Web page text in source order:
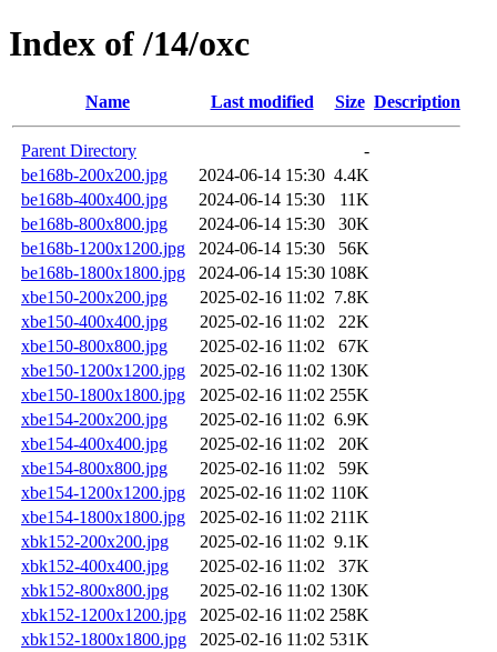
Index of /14/oxc
Name Last modified Size Description
Parent Directory
-
be168b-200x200.jpg
2024-06-14 15:30 4.4K
be168b-400x400.jpg
2024-06-14 15:30
11K
be168b-800x800.jpg
2024-06-14 15:30
30K
be168b-1200x1200.jpg
2024-06-14 15:30
56K
be168b-1800x1800.jpg
2024-06-14 15:30 108K
xbe150-200x200.jpg
2025-02-16 11:02 7.8K
xbe150-400x400.jpg
2025-02-16 11:02
22K
xbe150-800x800.jpg
2025-02-16 11:02
67K
xbe150-1200x1200.jpg
2025-02-16 11:02 130K
xbe150-1800x1800.jpg
2025-02-16 11:02 255K
xbe154-200x200.jpg
2025-02-16 11:02 6.9K
xbe154-400x400.jpg
2025-02-16 11:02
20K
xbe154-800x800.jpg
2025-02-16 11:02
59K
xbe154-1200x1200.jpg
2025-02-16 11:02 110K
xbe154-1800x1800.jpg
2025-02-16 11:02 211K
xbk152-200x200.jpg
2025-02-16 11:02 9.1K
xbk152-400x400.jpg
2025-02-16 11:02
37K
xbk152-800x800.jpg
2025-02-16 11:02 130K
xbk152-1200x1200.jpg
2025-02-16 11:02 258K
xbk152-1800x1800.jpg
2025-02-16 11:02 531K